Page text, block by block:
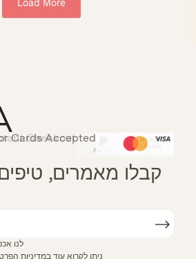
Load More
HSA/FSA Eligible
Affirm
Checkout
Cards Accepted
קבלו מאמרים,
לנו
ניתן לקרוא עוד במדיניות